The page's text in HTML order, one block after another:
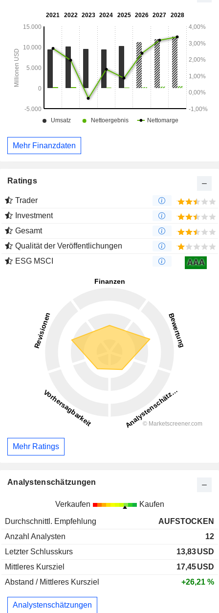
Unterstützung von Käufen. Das Unternehmen bietet seinen
bezüglich Immobilienkrediten und Eigenkapital durch
verschiedene Dienstleistungen an, darunter
Bewertungsmanagement, Investitionsmanagement und
Finanzberichterstattung.
Mehr Finanzdaten
Ratings
Trader
Investment
Gesamt
Qualität der Veröffentlichungen
ESG MSCI
AAA
Mehr Ratings
Analystenschätzungen
Verkaufen Kaufen
Durchschnittl. Empfehlung
AUFSTOCKEN
Anzahl Analysten
12
Letzter Schlusskurs
13,83USD
Mittleres Kursziel
17,45USD
Abstand / Mittleres Kursziel
+26,21 %
Analystenschätzungen